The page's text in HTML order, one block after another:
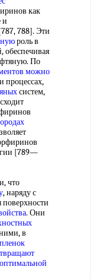
как
и
788]. Эти
роль в
обеспечивая
По
можно
и процессах,
систем,
[789—
что
, наряду с
поверхности
. Они
в
пленок